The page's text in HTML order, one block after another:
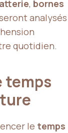
, bornes
analysés
quotidien.
temps
le temps